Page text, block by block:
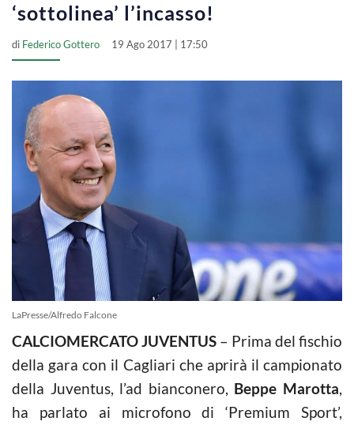
‘sottolinea’ l’incasso!
di Federico Gottero 19 Ago 2017 | 17:50
LaPresse/Alfredo Falcone
CALCIOMERCATO JUVENTUS – Prima del fischio
della gara con il Cagliari che aprirà il campionato
della Juventus, l’ad bianconero, Beppe Marotta,
ha parlato ai microfono di ‘Premium Sport’,